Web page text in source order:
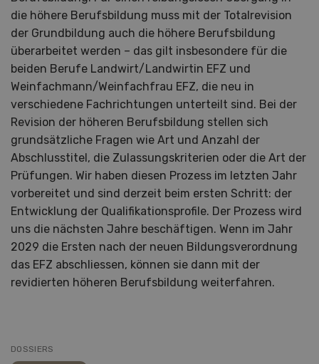
die höhere Berufsbildung muss mit der Totalrevision
der Grundbildung auch die höhere Berufsbildung
überarbeitet werden – das gilt insbesondere für die
beiden Berufe Landwirt/Landwirtin EFZ und
Weinfachmann/Weinfachfrau EFZ, die neu in
verschiedene Fachrichtungen unterteilt sind. Bei der
Revision der höheren Berufsbildung stellen sich
grundsätzliche Fragen wie Art und Anzahl der
Abschlusstitel, die Zulassungskriterien oder die Art der
Prüfungen. Wir haben diesen Prozess im letzten Jahr
vorbereitet und sind derzeit beim ersten Schritt: der
Entwicklung der Qualifikationsprofile. Der Prozess wird
uns die nächsten Jahre beschäftigen. Wenn im Jahr
2029 die Ersten nach der neuen Bildungsverordnung
das EFZ abschliessen, können sie dann mit der
revidierten höheren Berufsbildung weiterfahren.
DOSSIERS